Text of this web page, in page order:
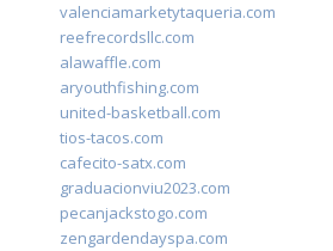
valenciamarketytaqueria.com
reefrecordsllc.com
alawaffle.com
aryouthfishing.com
united-basketball.com
tios-tacos.com
cafecito-satx.com
graduacionviu2023.com
pecanjackstogo.com
zengardendayspa.com